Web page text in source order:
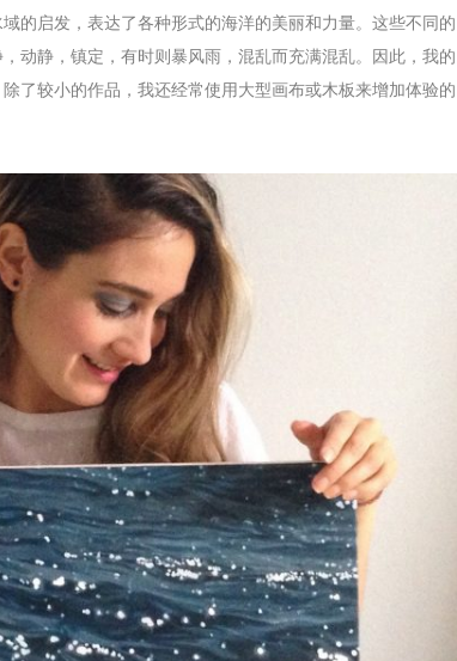
的启发，表达了各种形式的海洋的美丽和力量。这些不同的
动静，镇定，有时则暴风雨，混乱而充满混乱。因此，我的
了较小的作品，我还经常使用大型画布或木板来增加体验的